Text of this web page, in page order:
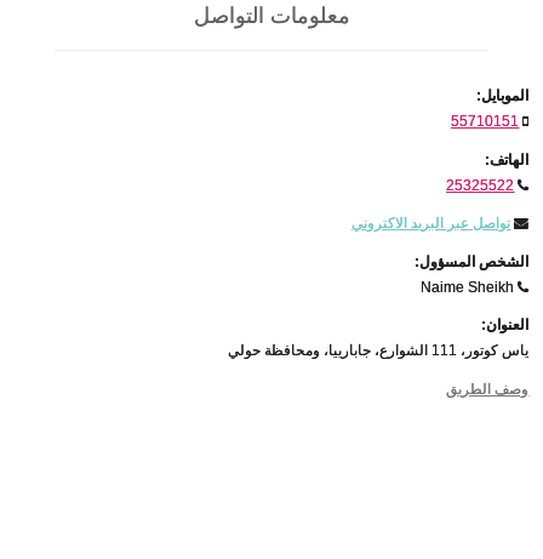
معلومات التواصل
الموبايل:
55710151
الهاتف:
25325522
تواصل عبر البريد الاكتروني
الشخص المسؤول:
Naime Sheikh
العنوان:
ياس كوتور، 111 الشوارع، جابارييا، ومحافظة حولي
وصف الطريق